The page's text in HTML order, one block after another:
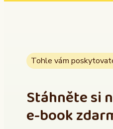
Tohle vám
Stáhněte si
e-book